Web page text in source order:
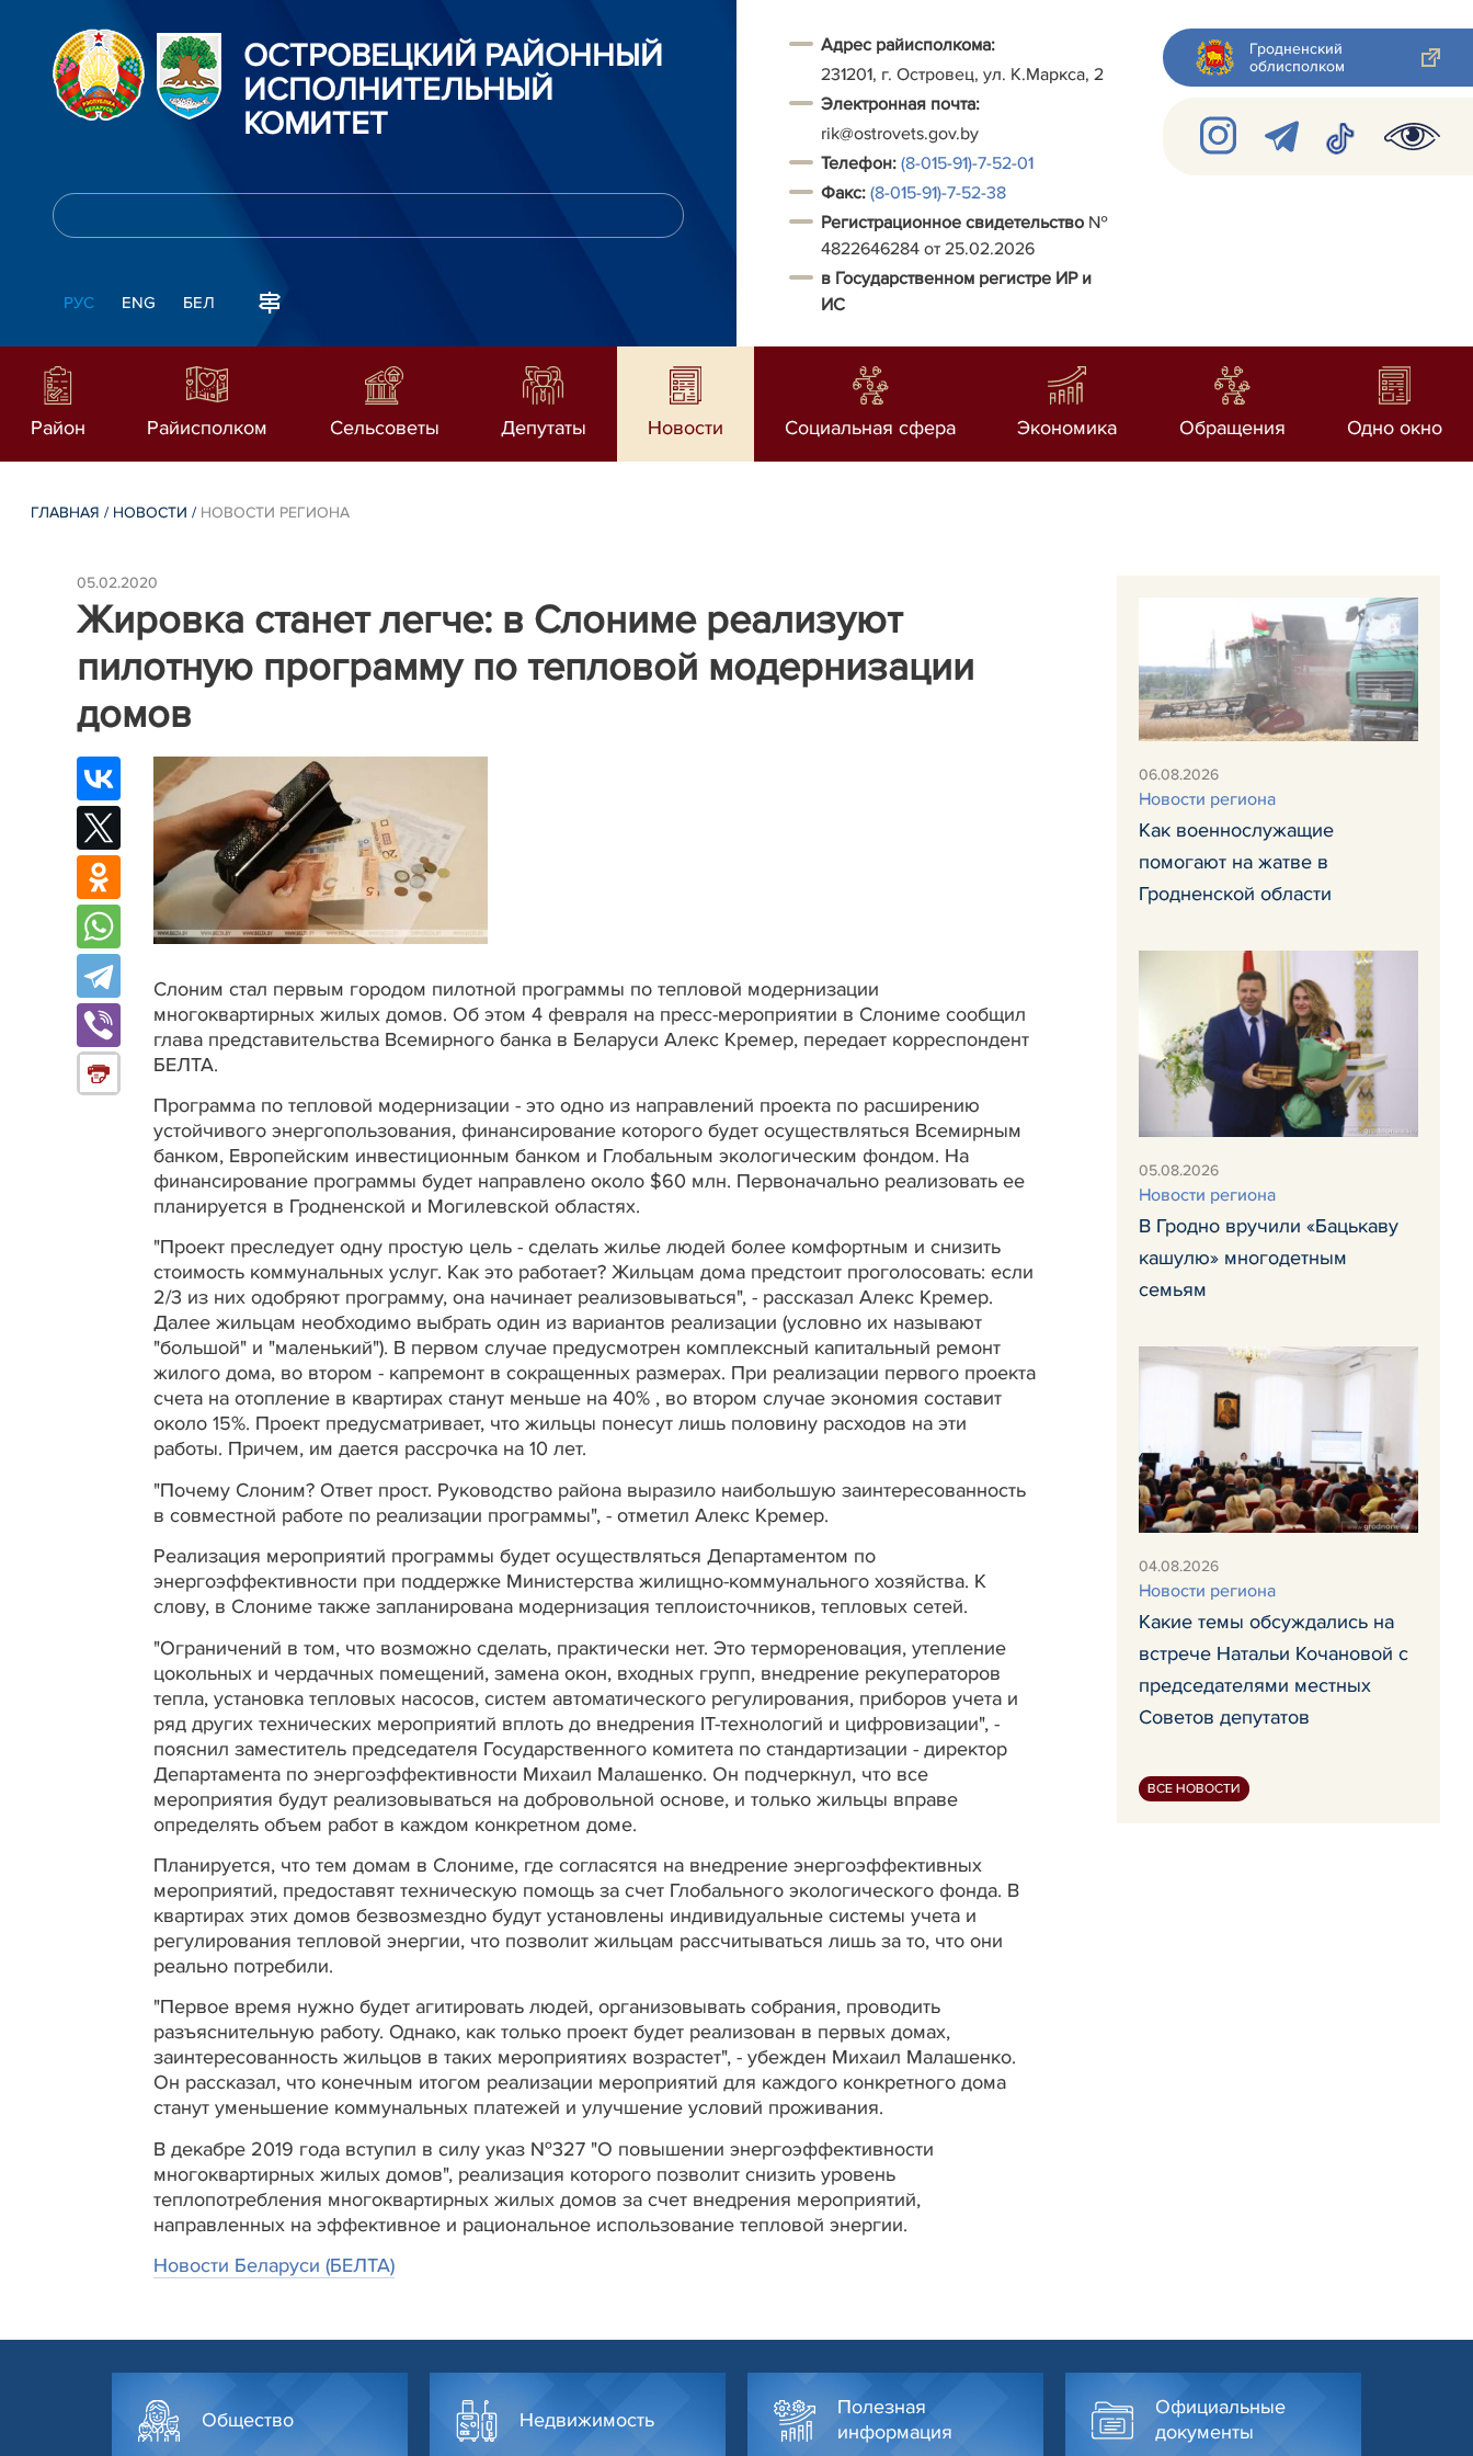
ОСТРОВЕЦКИЙ РАЙОННЫЙ
ИСПОЛНИТЕЛЬНЫЙ
КОМИТЕТ
РУС ENG БЕЛ
Адрес райисполкома:
231201, г. Островец, ул. К.Маркса, 2
Электронная почта:
rik@ostrovets.gov.by
Телефон: (8-015-91)-7-52-01
Факс: (8-015-91)-7-52-38
Регистрационное свидетельство №
4822646284 от 25.02.2026
в Государственном регистре ИР и
ИС
Гродненский
облисполком
Район Райисполком Сельсоветы Депутаты Новости Социальная сфера Экономика Обращения Одно окно
ГЛАВНАЯ / НОВОСТИ / НОВОСТИ РЕГИОНА
05.02.2020
Жировка станет легче: в Слониме реализуют
пилотную программу по тепловой модернизации
домов
Слоним стал первым городом пилотной программы по тепловой модернизации
многоквартирных жилых домов. Об этом 4 февраля на пресс-мероприятии в Слониме сообщил
глава представительства Всемирного банка в Беларуси Алекс Кремер, передает корреспондент
БЕЛТА.
Программа по тепловой модернизации - это одно из направлений проекта по расширению
устойчивого энергопользования, финансирование которого будет осуществляться Всемирным
банком, Европейским инвестиционным банком и Глобальным экологическим фондом. На
финансирование программы будет направлено около $60 млн. Первоначально реализовать ее
планируется в Гродненской и Могилевской областях.
"Проект преследует одну простую цель - сделать жилье людей более комфортным и снизить
стоимость коммунальных услуг. Как это работает? Жильцам дома предстоит проголосовать: если
2/3 из них одобряют программу, она начинает реализовываться", - рассказал Алекс Кремер.
Далее жильцам необходимо выбрать один из вариантов реализации (условно их называют
"большой" и "маленький"). В первом случае предусмотрен комплексный капитальный ремонт
жилого дома, во втором - капремонт в сокращенных размерах. При реализации первого проекта
счета на отопление в квартирах станут меньше на 40% , во втором случае экономия составит
около 15%. Проект предусматривает, что жильцы понесут лишь половину расходов на эти
работы. Причем, им дается рассрочка на 10 лет.
"Почему Слоним? Ответ прост. Руководство района выразило наибольшую заинтересованность
в совместной работе по реализации программы", - отметил Алекс Кремер.
Реализация мероприятий программы будет осуществляться Департаментом по
энергоэффективности при поддержке Министерства жилищно-коммунального хозяйства. К
слову, в Слониме также запланирована модернизация теплоисточников, тепловых сетей.
"Ограничений в том, что возможно сделать, практически нет. Это термореновация, утепление
цокольных и чердачных помещений, замена окон, входных групп, внедрение рекуператоров
тепла, установка тепловых насосов, систем автоматического регулирования, приборов учета и
ряд других технических мероприятий вплоть до внедрения IT-технологий и цифровизации", -
пояснил заместитель председателя Государственного комитета по стандартизации - директор
Департамента по энергоэффективности Михаил Малашенко. Он подчеркнул, что все
мероприятия будут реализовываться на добровольной основе, и только жильцы вправе
определять объем работ в каждом конкретном доме.
Планируется, что тем домам в Слониме, где согласятся на внедрение энергоэффективных
мероприятий, предоставят техническую помощь за счет Глобального экологического фонда. В
квартирах этих домов безвозмездно будут установлены индивидуальные системы учета и
регулирования тепловой энергии, что позволит жильцам рассчитываться лишь за то, что они
реально потребили.
"Первое время нужно будет агитировать людей, организовывать собрания, проводить
разъяснительную работу. Однако, как только проект будет реализован в первых домах,
заинтересованность жильцов в таких мероприятиях возрастет", - убежден Михаил Малашенко.
Он рассказал, что конечным итогом реализации мероприятий для каждого конкретного дома
станут уменьшение коммунальных платежей и улучшение условий проживания.
В декабре 2019 года вступил в силу указ №327 "О повышении энергоэффективности
многоквартирных жилых домов", реализация которого позволит снизить уровень
теплопотребления многоквартирных жилых домов за счет внедрения мероприятий,
направленных на эффективное и рациональное использование тепловой энергии.
Новости Беларуси (БЕЛТА)
06.08.2026
Новости региона
Как военнослужащие
помогают на жатве в
Гродненской области
05.08.2026
Новости региона
В Гродно вручили «Бацькаву
кашулю» многодетным
семьям
04.08.2026
Новости региона
Какие темы обсуждались на
встрече Натальи Кочановой с
председателями местных
Советов депутатов
ВСЕ НОВОСТИ
Общество Недвижимость
Полезная
информация
Официальные
документы